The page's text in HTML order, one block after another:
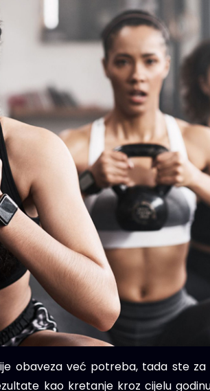
obaveza već potreba, tada ste za
kao kretanje kroz cijelu